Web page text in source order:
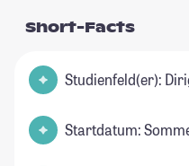
Short-Facts
Studienfeld(er):
Startdatum: